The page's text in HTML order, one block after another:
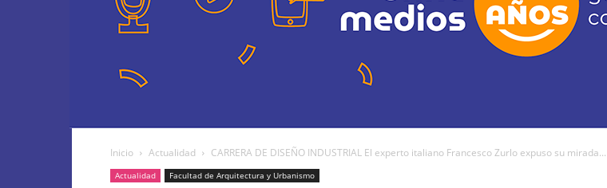
Inicio Actualidad CARRERA DE DISEÑO INDUSTRIAL El experto italiano Francesco Zurlo expuso su mirada...
Actualidad Facultad de Arquitectura y Urbanismo